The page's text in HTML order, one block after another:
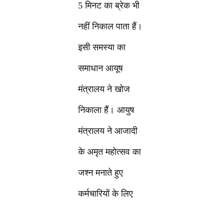
5 मिनट का ब्रेक भी
नहीं निकाल पाता हैं।
इसी समस्या का
समाधान आयूष
मंत्रालय ने खोज
निकाला हैं। आयुष
मंत्रालय ने आजादी
के अमृत महोत्सव का
जश्न मनाते हुए
कर्मचारियों के लिए